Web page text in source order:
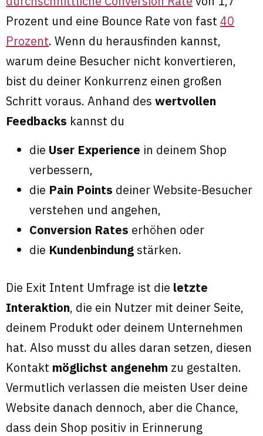
Prozent und eine Bounce Rate von fast 40
Prozent. Wenn du herausfinden kannst,
warum deine Besucher nicht konvertieren,
bist du deiner Konkurrenz einen großen
Schritt voraus. Anhand des wertvollen
Feedbacks kannst du
die User Experience in deinem Shop
verbessern,
die Pain Points deiner Website-Besucher
verstehen und angehen,
Conversion Rates erhöhen oder
die Kundenbindungstärken.
Die Exit Intent Umfrage ist die letzte
Interaktion, die ein Nutzer mit deiner Seite,
deinem Produkt oder deinem Unternehmen
hat. Also musst du alles daran setzen, diesen
Kontakt möglichst angenehm zu gestalten.
Vermutlich verlassen die meisten User deine
Website danach dennoch, aber die Chance,
dass dein Shop positiv in Erinnerung